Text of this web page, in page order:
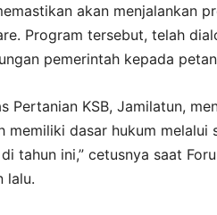
akan menjalankan
Program tersebut, telah
pemerintah kepada
Pertanian KSB, Jamilatun,
memiliki dasar hukum melalui
tahun ini,” cetusnya saat
lalu.